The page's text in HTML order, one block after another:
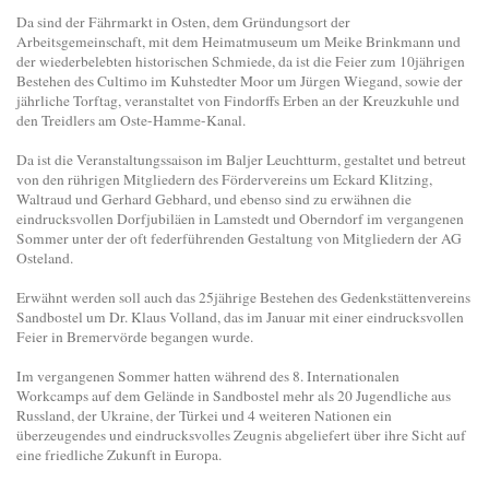
Da sind der Fährmarkt in Osten, dem Gründungsort der
Arbeitsgemeinschaft, mit dem Heimatmuseum um Meike Brinkmann und
der wiederbelebten historischen Schmiede, da ist die Feier zum 10jährigen
Bestehen des Cultimo im Kuhstedter Moor um Jürgen Wiegand, sowie der
jährliche Torftag, veranstaltet von Findorffs Erben an der Kreuzkuhle und
den Treidlers am Oste-Hamme-Kanal.
Da ist die Veranstaltungssaison im Baljer Leuchtturm, gestaltet und betreut
von den rührigen Mitgliedern des Fördervereins um Eckard Klitzing,
Waltraud und Gerhard Gebhard, und ebenso sind zu erwähnen die
eindrucksvollen Dorfjubiläen in Lamstedt und Oberndorf im vergangenen
Sommer unter der oft federführenden Gestaltung von Mitgliedern der AG
Osteland.
Erwähnt werden soll auch das 25jährige Bestehen des Gedenkstättenvereins
Sandbostel um Dr. Klaus Volland, das im Januar mit einer eindrucksvollen
Feier in Bremervörde begangen wurde.
Im vergangenen Sommer hatten während des 8. Internationalen
Workcamps auf dem Gelände in Sandbostel mehr als 20 Jugendliche aus
Russland, der Ukraine, der Türkei und 4 weiteren Nationen ein
überzeugendes und eindrucksvolles Zeugnis abgeliefert über ihre Sicht auf
eine friedliche Zukunft in Europa.